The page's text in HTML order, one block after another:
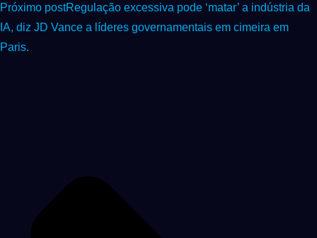
Próximo postRegulação excessiva pode ‘matar’ a indústria da
IA, diz JD Vance a líderes governamentais em cimeira em
Paris.